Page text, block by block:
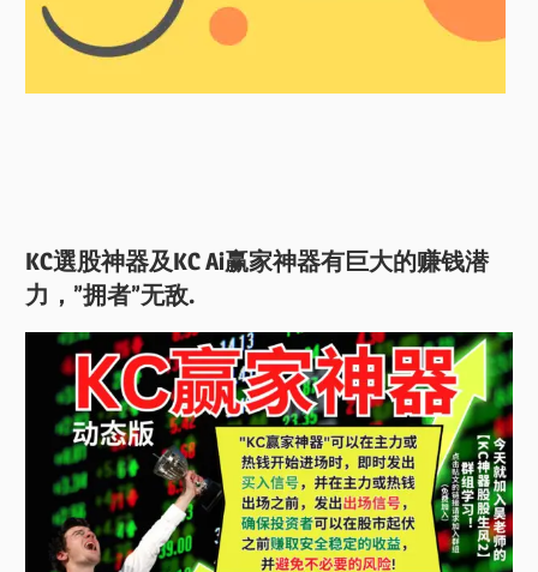
KC選股神器及KC Ai赢家神器有巨大的赚钱潜
力，”拥者”无敌.